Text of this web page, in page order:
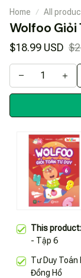
Home All
Wolfoo Giỏi
$18.99 USD
This product:
- Tập 6
Tư Duy Toán
Đồng Hồ